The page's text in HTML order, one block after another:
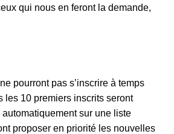
qui nous en feront la demande,
pourront pas s’inscrire à temps
les 10 premiers inscrits seront
sur une liste
proposer en priorité les nouvelles